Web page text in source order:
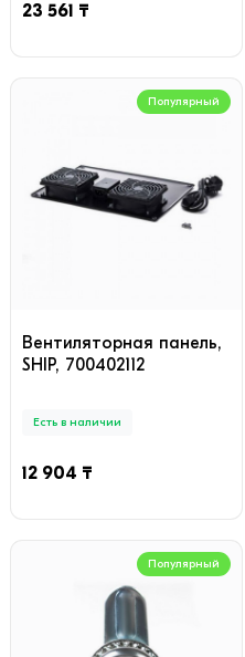
23 561 ₸
Популярный
Вентиляторная панель,
SHIP, 700402112
Есть в наличии
12 904 ₸
Популярный